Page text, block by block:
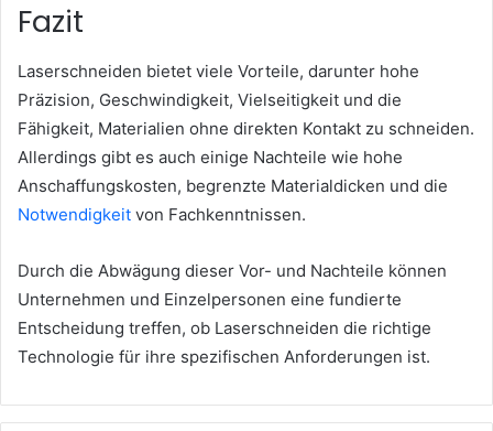
Fazit
Laserschneiden bietet viele Vorteile, darunter hohe
Präzision, Geschwindigkeit, Vielseitigkeit und die
Fähigkeit, Materialien ohne direkten Kontakt zu schneiden.
Allerdings gibt es auch einige Nachteile wie hohe
Anschaffungskosten, begrenzte Materialdicken und die
Notwendigkeit von Fachkenntnissen.
Durch die Abwägung dieser Vor- und Nachteile können
Unternehmen und Einzelpersonen eine fundierte
Entscheidung treffen, ob Laserschneiden die richtige
Technologie für ihre spezifischen Anforderungen ist.